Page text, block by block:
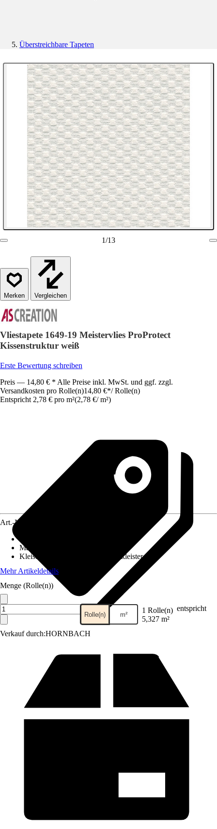
Überstreichbare Tapeten
1/13
Vergleichen
Vliestapete 1649-19 Meistervlies ProProtect
Kissenstruktur weiß
Erste Bewertung schreiben
Preis — 14,80 € * Alle Preise inkl. MwSt. und ggf. zzgl.
Versandkosten pro Rolle(n)14,80 €*/ Rolle(n)
Entspricht 2,78 € pro m²(2,78 €/ m²)
Verkauf durch:HORNBACH
Art.-Nr.
Maße (BxH)
Kleisterempfehlung
Vliestapetenkleister
Mehr Artikeldetails
Menge (Rolle(n))
Rolle(n) m² 1 Rolle(n) entspricht
5,327 m²